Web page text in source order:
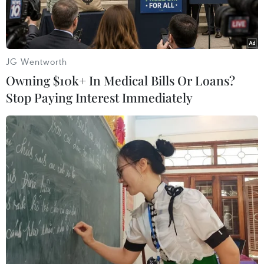
công nghệ cao.
Đại tá Trần Hồng Minh, Phó Giám đốc Công an Thành phố Hồ
Chí Minh chia sẻ về thủ đoạn lừa đảo của các đối tượng phạm
tội. (Ảnh: Linh Sơn/TTXVN)
Tội phạm hoạt động trên không gian mạng ngày
càng phổ biến và tinh vi hơn trong bối cảnh Việt
Nam đang nỗ lực số hóa các hoạt động kinh tế-
xã hội.
JG Wentworth
Owning $10k+ In Medical Bills Or Loans?
Stop Paying Interest Immediately